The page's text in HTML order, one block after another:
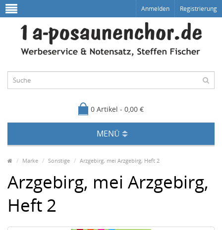
Anmelden Registrierung
0 Artikel - 0,00 €
MENÜ
Marke Sonstige Arzgebirg, mei Arzgebirg, Heft 2
Arzgebirg, mei Arzgebirg,
Heft 2